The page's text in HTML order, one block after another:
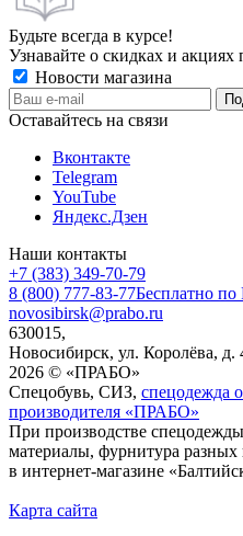
Будьте всегда в курсе!
Узнавайте о скидках и
Новости магазина
Оставайтесь на связи
Вконтакте
Telegram
YouTube
Яндекс.Дзен
Наши контакты
+7 (383) 349-70-79
8 (800) 777-83-77Бесплатно по
novosibirsk@prabo.ru
630015,
Новосибирск, ул. Королёва, д.
2026 © «ПРАБО»
Спецобувь, СИЗ, спецодежда
производителя «ПРАБО»
При производстве
материалы, фурнитура
в интернет-магазине
Карта сайта